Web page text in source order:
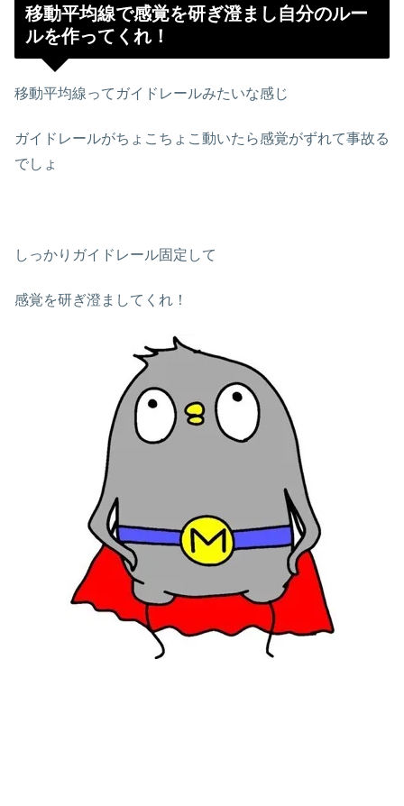
移動平均線で感覚を研ぎ澄まし自分のルー
ルを作ってくれ！
移動平均線ってガイドレールみたいな感じ
ガイドレールがちょこちょこ動いたら感覚がずれて事故る
でしょ
しっかりガイドレール固定して
感覚を研ぎ澄ましてくれ！